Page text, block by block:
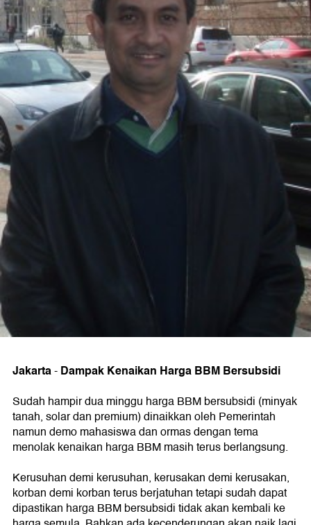
Jakarta-Dampak Kenaikan Harga BBM Bersubsidi
Sudah hampir dua minggu harga BBM bersubsidi (minyak
tanah, solar dan premium) dinaikkan oleh Pemerintah
namun demo mahasiswa dan ormas dengan tema
menolak kenaikan harga BBM masih terus berlangsung.
Kerusuhan demi kerusuhan, kerusakan demi kerusakan,
korban demi korban terus berjatuhan tetapi sudah dapat
dipastikan harga BBM bersubsidi tidak akan kembali ke